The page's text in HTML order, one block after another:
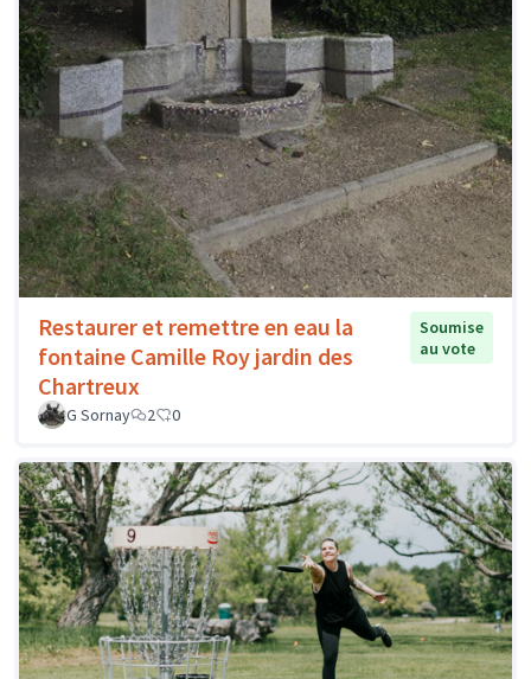
Restaurer et remettre en eau la
fontaine Camille Roy jardin des
Chartreux
Soumise
au vote
G Sornay 2 0